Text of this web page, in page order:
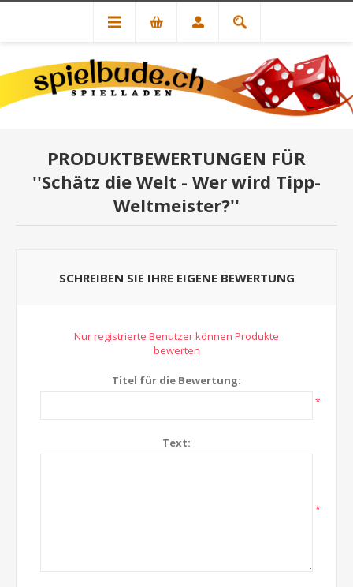
PRODUKTBEWERTUNGEN FÜR
Schätz die Welt - Wer wird Tipp-
Weltmeister?
SCHREIBEN SIE IHRE EIGENE BEWERTUNG
Nur registrierte Benutzer können Produkte
bewerten
Titel für die Bewertung:
*
Text:
*